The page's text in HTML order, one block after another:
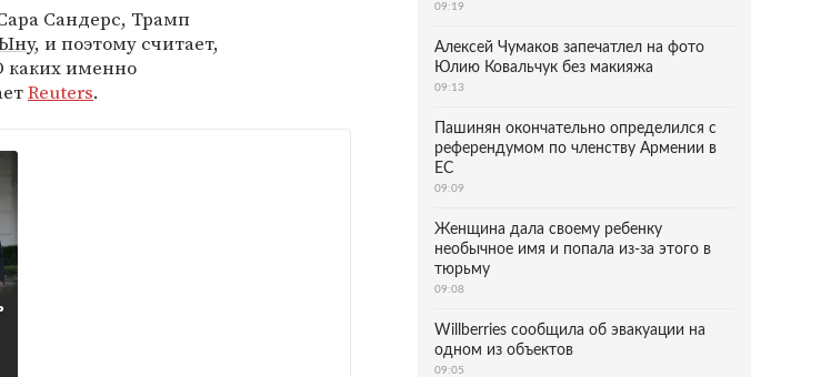
Сандерс, Трамп
, и поэтому считает,
каких именно
Reuters.
09:19
Алексей Чумаков запечатлел на фото
Юлию Ковальчук без макияжа
09:13
Пашинян окончательно определился с
референдумом по членству Армении в
ЕС
09:09
Женщина дала своему ребенку
необычное имя и попала из-за этого в
тюрьму
09:08
Willberries сообщила об эвакуации на
одном из объектов
09:05